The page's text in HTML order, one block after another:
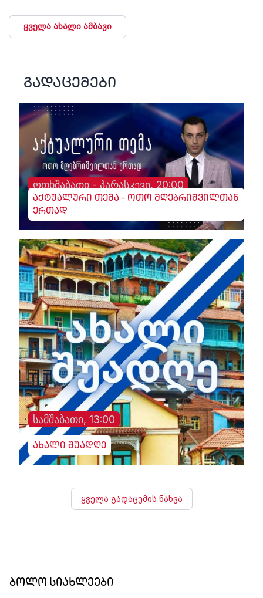
ყველა ახალი ამბავი
გადაცემები
ოთხშაბათი - პარასკევი, 20:00
აქტუალური თემა - ოთო მღებრიშვილთან
ერთად
სამშაბათი, 13:00
ახალი შუადღე
ყველა გადაცემის ნახვა
ბოლო სიახლეები